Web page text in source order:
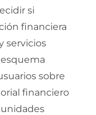
si
financiera
servicios
sobre
financiero